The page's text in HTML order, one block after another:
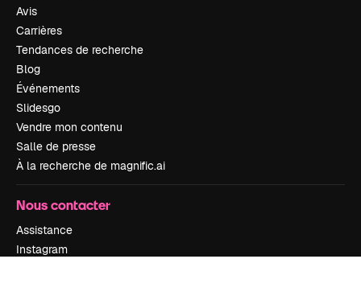
Avis
Carrières
Tendances de recherche
Blog
Événements
Slidesgo
Vendre mon contenu
Salle de presse
À la recherche de magnific.ai
Nous contacter
Assistance
Instagram